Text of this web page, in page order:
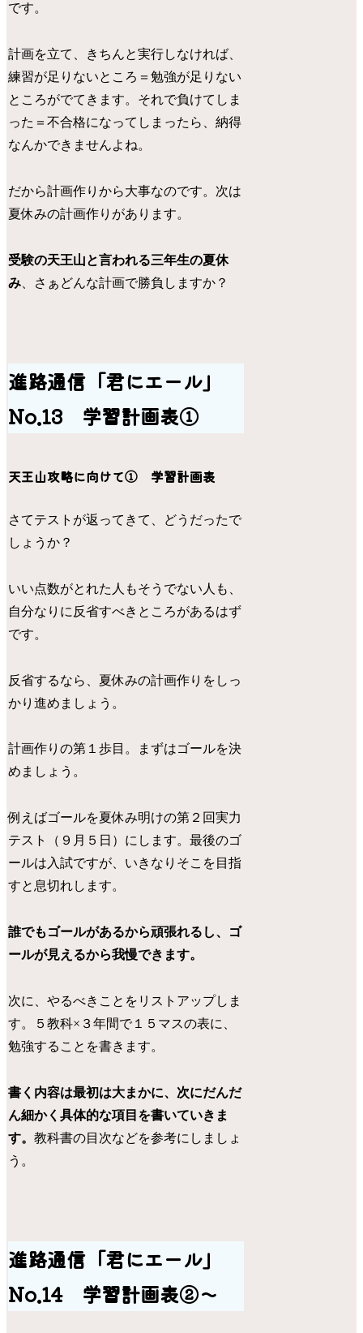
です。
計画を立て、きちんと実行しなければ、
練習が足りないところ＝勉強が足りない
ところがでてきます。それで負けてしま
った＝不合格になってしまったら、納得
なんかできませんよね。
だから計画作りから大事なのです。次は
夏休みの計画作りがあります。
受験の天王山と言われる三年生の夏休
み 、さぁどんな計画で勝負しますか？
進路通信「君にエール」
No.13 学習計画表①
天王山攻略に向けて① 学習計画表
さてテストが返ってきて、どうだったで
しょうか？
いい点数がとれた人もそうでない人も、
自分なりに反省すべきところがあるはず
です。
反省するなら、夏休みの計画作りをしっ
かり進めましょう。
計画作りの第１歩目。まずはゴールを決
めましょう。
例えばゴールを夏休み明けの第２回実力
テスト（９月５日）にします。最後のゴ
ールは入試ですが、いきなりそこを目指
すと息切れします。
誰でもゴールがあるから頑張れるし、ゴ
ールが見えるから我慢できます。
次に、やるべきことをリストアップしま
す。５教科×３年間で１５マスの表に、
勉強することを書きます。
書く内容は最初は大まかに、次にだんだ
ん細かく具体的な項目を書いていきま
す。教科書の目次などを参考にしましょ
う。
進路通信「君にエール」
No.14 学習計画表②～